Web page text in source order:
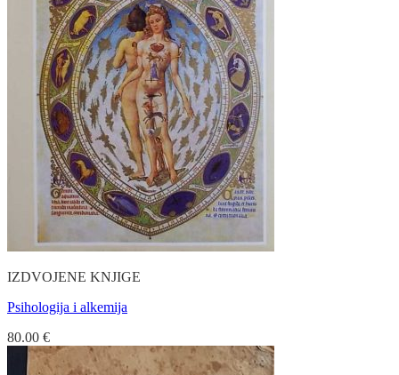
IZDVOJENE KNJIGE
Psihologija i alkemija
80.00 €